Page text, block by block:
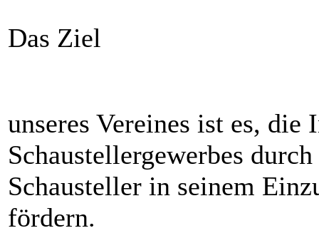
Das Ziel
unseres Vereines ist es, die
Schaustellergewerbes
Schausteller in seinem
fördern.